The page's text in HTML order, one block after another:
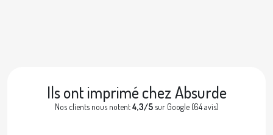
Ils ont imprimé chez Absurde
Nos clients nous notent4,3/5sur Google (64 avis)